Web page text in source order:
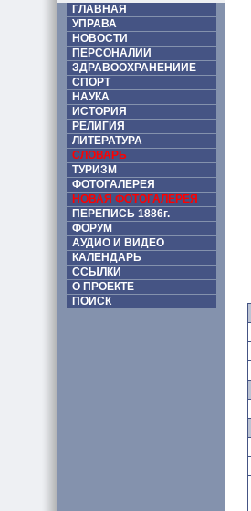
ГЛАВНАЯ
УПРАВА
НОВОСТИ
ПЕРСОНАЛИИ
ЗДРАВООХРАНЕНИИЕ
СПОРТ
НАУКА
ИСТОРИЯ
РЕЛИГИЯ
ЛИТЕРАТУРА
СЛОВАРЬ
ТУРИЗМ
ФОТОГАЛЕРЕЯ
НОВАЯ ФОТОГАЛЕРЕЯ
ПЕРЕПИСЬ 1886г.
ФОРУМ
АУДИО И ВИДЕО
КАЛЕНДАРЬ
ССЫЛКИ
О ПРОЕКТЕ
ПОИСК